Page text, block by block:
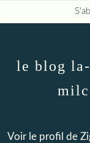
le blog
Voir le profil de